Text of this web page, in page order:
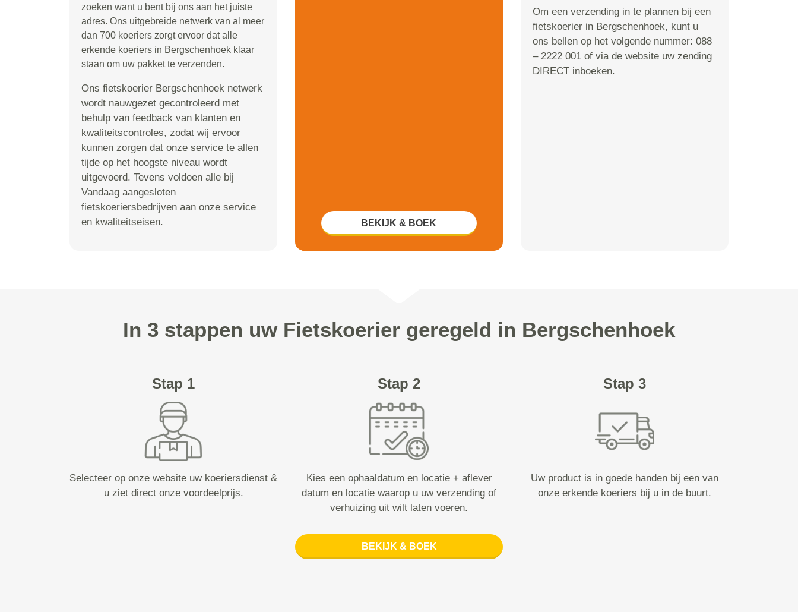
zoeken want u bent bij ons aan het juiste
adres. Ons uitgebreide netwerk van al meer
dan 700 koeriers zorgt ervoor dat alle
erkende koeriers in Bergschenhoek klaar
staan om uw pakket te verzenden.
Ons fietskoerier Bergschenhoek netwerk
wordt nauwgezet gecontroleerd met
behulp van feedback van klanten en
kwaliteitscontroles, zodat wij ervoor
kunnen zorgen dat onze service te allen
tijde op het hoogste niveau wordt
uitgevoerd. Tevens voldoen alle bij
Vandaag aangesloten
fietskoeriersbedrijven aan onze service
en kwaliteitseisen.
BEKIJK & BOEK
Om een verzending in te plannen bij een
fietskoerier in Bergschenhoek, kunt u
ons bellen op het volgende nummer: 088
– 2222 001 of via de website uw zending
DIRECT inboeken.
In 3 stappen uw Fietskoerier geregeld in Bergschenhoek
Stap 1
Selecteer op onze website uw koeriersdienst &
u ziet direct onze voordeelprijs.
Stap 2
Kies een ophaaldatum en locatie + aflever
datum en locatie waarop u uw verzending of
verhuizing uit wilt laten voeren.
Stap 3
Uw product is in goede handen bij een van
onze erkende koeriers bij u in de buurt.
BEKIJK & BOEK